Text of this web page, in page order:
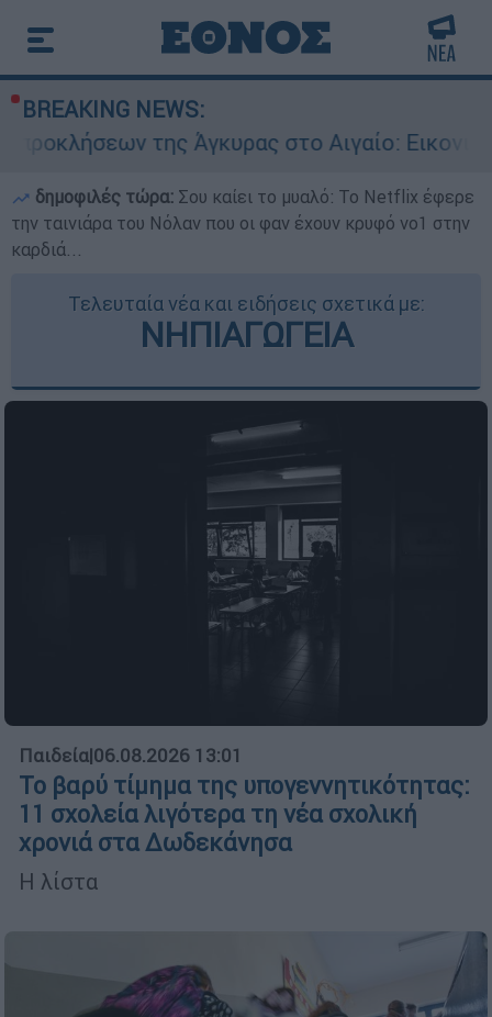
BREAKING NEWS:
της Άγκυρας στο Αιγαίο: Εικονική αερομαχία
δημοφιλές τώρα: Σου καίει το μυαλό: Το Netflix έφερε
την ταινιάρα του Νόλαν που οι φαν έχουν κρυφό νο1 στην
καρδιά...
Τελευταία νέα και ειδήσεις σχετικά με:
ΝΗΠΙΑΓΩΓΕΙΑ
Παιδεία|06.08.2026 13:01
Το βαρύ τίμημα της υπογεννητικότητας:
11 σχολεία λιγότερα τη νέα σχολική
χρονιά στα Δωδεκάνησα
Η λίστα